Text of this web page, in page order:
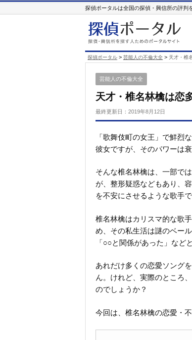
探偵ポータルは全国の探偵・興信所の評判
探偵ポータル > 芸能人の不倫大全 > 天才・椎
芸能人の不倫大全
天才・椎名林檎は恋
最終更新日： 2019年8月12日
「歌舞伎町の女王」で鮮烈
彼女ですが、そのパワーは
そんな椎名林檎は、一部で
が、整形疑惑などもあり、
を不安にさせるような歌手で
椎名林檎はカリスマ的な歌
め、その私生活は謎のベー
「○○と関係があった」など
あれだけ多くの恋愛ソング
ん。けれど、実際のところ
のでしょうか？
今回は、椎名林檎の恋愛・